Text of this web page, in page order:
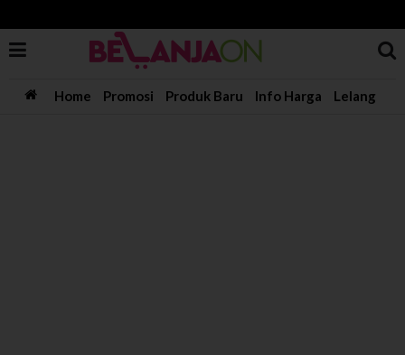
Home Promosi Produk Baru Info Harga Lelang